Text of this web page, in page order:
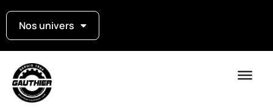
Nos univers